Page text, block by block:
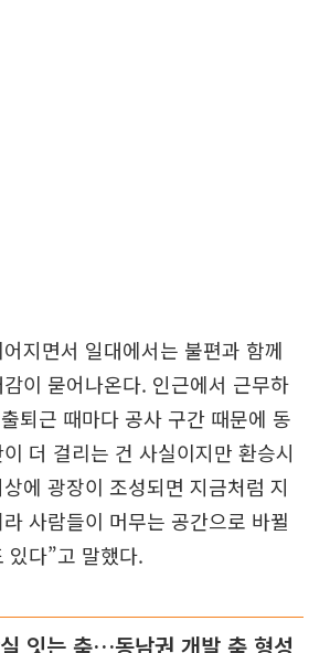
지면서 일대에서는 불편과 함께
이 묻어나온다. 인근에서 근무하
퇴근 때마다 공사 구간 때문에 동
더 걸리는 건 사실이지만 환승시
에 광장이 조성되면 지금처럼 지
사람들이 머무는 공간으로 바뀔
있다”고 말했다.
실 잇는 축…동남권 개발 축 형성